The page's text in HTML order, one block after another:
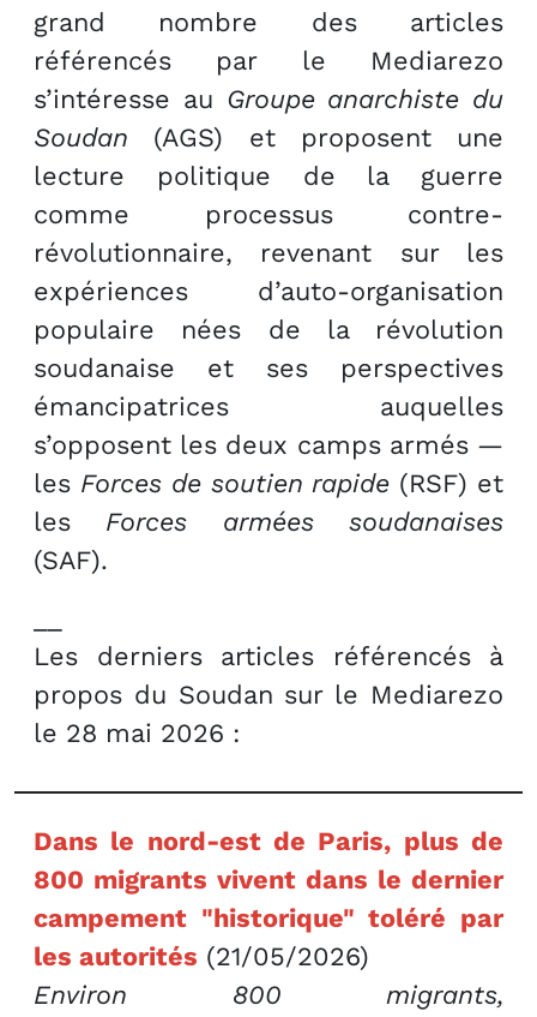
grand nombre des articles
référencés par le Mediarezo
s’intéresse au Groupe anarchiste du
Soudan (AGS) et proposent une
lecture politique de la guerre
comme processus contre-
révolutionnaire, revenant sur les
expériences d’auto-organisation
populaire nées de la révolution
soudanaise et ses perspectives
émancipatrices auquelles
s’opposent les deux camps armés —
les Forces de soutien rapide (RSF) et
les Forces armées soudanaises
(SAF).
Les derniers articles référencés à
propos du Soudan sur le Mediarezo
le 28 mai 2026 :
Dans le nord-est de Paris, plus de
800 migrants vivent dans le dernier
campement "historique" toléré par
les autorités (21/05/2026)
Environ 800 migrants,